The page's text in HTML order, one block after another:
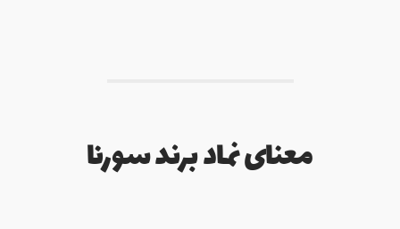
معنای نماد برند سورنا